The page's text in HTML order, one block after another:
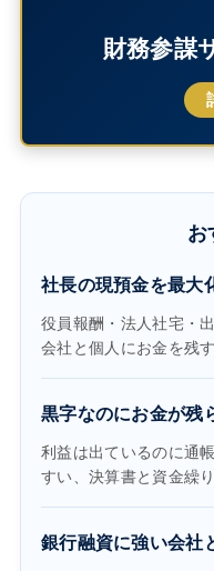
財務参謀
お
社長の現預金を最大
役員報酬・法人社宅・
会社と個人にお金を残
黒字なのにお金が残
利益は出ているのに通
すい、決算書と資金繰
銀行融資に強い会社